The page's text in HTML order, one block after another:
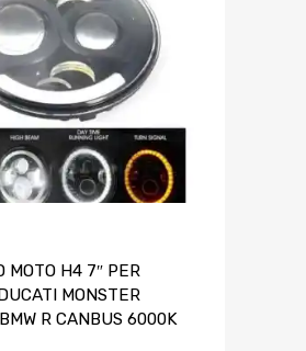
MOTO H4 7″ PER
MONSTER
R CANBUS 6000K